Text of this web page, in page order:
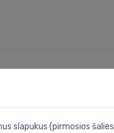
white
slapukus (pirmosios